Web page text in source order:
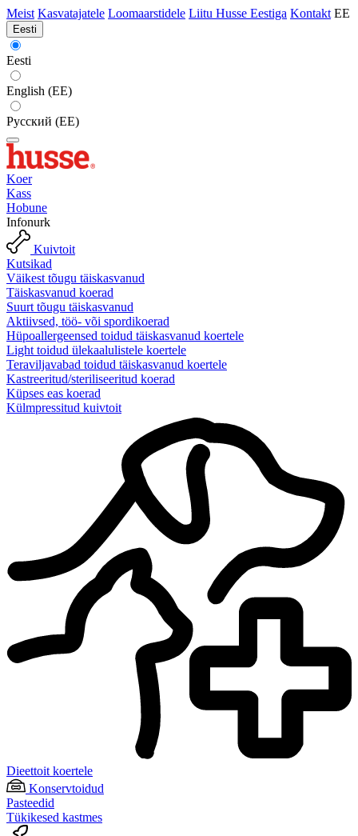
Meist Kasvatajatele Loomaarstidele Liitu Husse Eestiga Kontakt EE
Eesti
Eesti
English (EE)
Русский (EE)
Koer
Kass
Hobune
Infonurk
Kuivtoit
Kutsikad
Väikest tõugu täiskasvanud
Täiskasvanud koerad
Suurt tõugu täiskasvanud
Aktiivsed, töö- või spordikoerad
Hüpoallergeensed toidud täiskasvanud koertele
Light toidud ülekaalulistele koertele
Teraviljavabad toidud täiskasvanud koertele
Kastreeritud/steriliseeritud koerad
Küpses eas koerad
Külmpressitud kuivtoit
Dieettoit koertele
Konservtoidud
Pasteedid
Tükikesed kastmes